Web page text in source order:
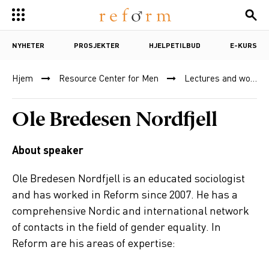
NYHETER PROSJEKTER HJELPETILBUD E-KURS
Hjem Resource Center for Men Lectures and workshops
Ole Bredesen Nordfjell
About speaker
Ole Bredesen Nordfjell is an educated sociologist
and has worked in Reform since 2007. He has a
comprehensive Nordic and international network
of contacts in the field of gender equality. In
Reform are his areas of expertise: